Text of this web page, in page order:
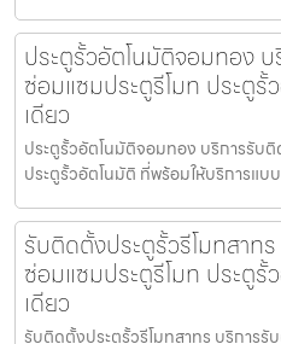
ประตูรั้วอัตโนมัติจอมทอง
ซ่อมแซมประตูรีโมท ประตู
เดียว
ประตูรั้วอัตโนมัติจอมทอง บริการรับ
ประตูรั้วอัตโนมัติ ที่พร้อมให้บริการแบ
รับติดตั้งประตูรั้วรีโมทสาท
ซ่อมแซมประตูรีโมท ประตู
เดียว
รับติดตั้งประตูรั้วรีโมทสาทร บริการ